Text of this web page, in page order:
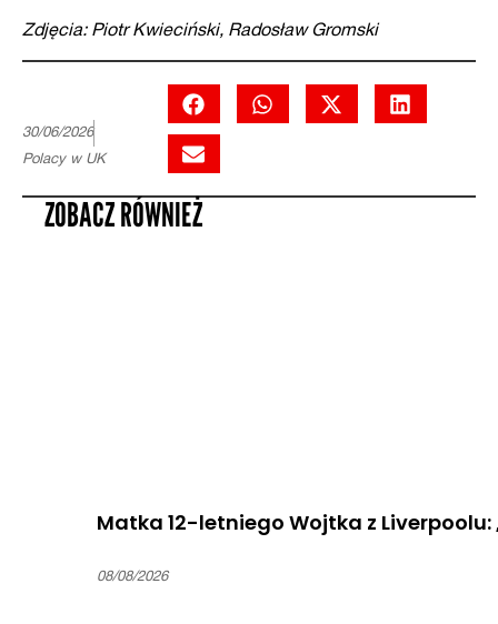
Zdjęcia: Piotr Kwieciński, Radosław Gromski
30/06/2026
Polacy w UK
ZOBACZ RÓWNIEŻ
Matka 12-letniego Wojtka z Liverpoolu:
08/08/2026